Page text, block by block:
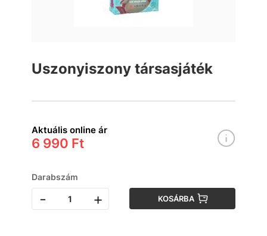
Uszonyiszony társasjáték
Aktuális online ár
6 990 Ft
Darabszám
- + KOSÁRBA